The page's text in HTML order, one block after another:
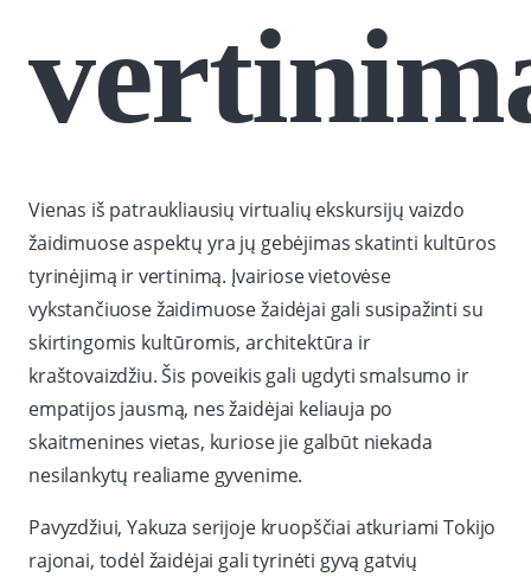
Vienas iš patraukliausių virtualių ekskursijų vaizdo
žaidimuose aspektų yra jų gebėjimas skatinti kultūros
tyrinėjimą ir vertinimą. Įvairiose vietovėse
vykstančiuose žaidimuose žaidėjai gali susipažinti su
skirtingomis kultūromis, architektūra ir
kraštovaizdžiu. Šis poveikis gali ugdyti smalsumo ir
empatijos jausmą, nes žaidėjai keliauja po
skaitmenines vietas, kuriose jie galbūt niekada
nesilankytų realiame gyvenime.
Pavyzdžiui, Yakuza serijoje kruopščiai atkuriami Tokijo
rajonai, todėl žaidėjai gali tyrinėti gyvą gatvių